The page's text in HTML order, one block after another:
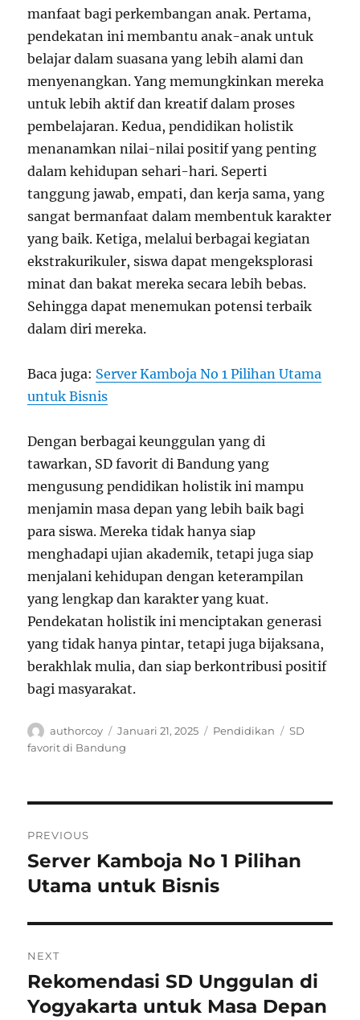
manfaat bagi perkembangan anak. Pertama,
pendekatan ini membantu anak-anak untuk
belajar dalam suasana yang lebih alami dan
menyenangkan. Yang memungkinkan mereka
untuk lebih aktif dan kreatif dalam proses
pembelajaran. Kedua, pendidikan holistik
menanamkan nilai-nilai positif yang penting
dalam kehidupan sehari-hari. Seperti
tanggung jawab, empati, dan kerja sama, yang
sangat bermanfaat dalam membentuk karakter
yang baik. Ketiga, melalui berbagai kegiatan
ekstrakurikuler, siswa dapat mengeksplorasi
minat dan bakat mereka secara lebih bebas.
Sehingga dapat menemukan potensi terbaik
dalam diri mereka.
Baca juga: Server Kamboja No 1 Pilihan Utama
untuk Bisnis
Dengan berbagai keunggulan yang di
tawarkan, SD favorit di Bandung yang
mengusung pendidikan holistik ini mampu
menjamin masa depan yang lebih baik bagi
para siswa. Mereka tidak hanya siap
menghadapi ujian akademik, tetapi juga siap
menjalani kehidupan dengan keterampilan
yang lengkap dan karakter yang kuat.
Pendekatan holistik ini menciptakan generasi
yang tidak hanya pintar, tetapi juga bijaksana,
berakhlak mulia, dan siap berkontribusi positif
bagi masyarakat.
Author
authorcoy
Posted
on
Januari 21, 2025 Categories
Pendidikan Tags
SD
favorit di Bandung
pos
PREVIOUS
Previous
post:
Server Kamboja No 1 Pilihan
Utama untuk Bisnis
NEXT
Next
post:
Rekomendasi SD Unggulan di
Yogyakarta untuk Masa Depan